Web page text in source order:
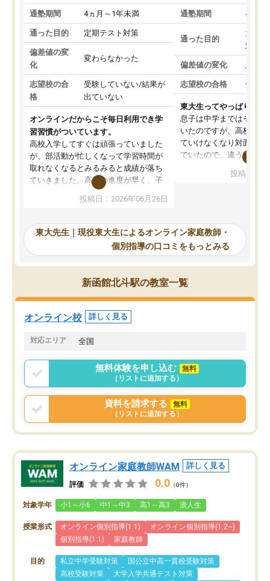
通塾期間 4ヵ月～1年未満
通った目的 定期テスト対策
偏差値の変
化
変わらなかった
志望校の合
格
受験していない/結果が
出ていない
オンラインだからこそ毎日利用でき学
習習慣がついています。
高校入学してすぐは頑張っていました
が、部活動が忙しくなって学習時間が
取れなくなるとみるみると成績が落ち
ていきました。高校の進度が早く、子
供も家に帰って勉強の話すると嫌な反
応を示します。東大先生にお願いして
れるので、親としても安心です。毎日
使える自習室とかもあり、わからない
ところがあれば先生が回答してくれる
のも重宝しています。
投稿日：2026年06月26日
通塾期間 4ヵ月
通った目的
大学
対策
偏差値の変化 上が
志望校の合格 合格
東大生ってやっぱりすご
息子は中学まではそこそ
いたのですが、高校に入
ていけなくなり対面の塾
でいたので、違うアプロ
で、当初は模試でD判定
自習室が毎日使えていつ
るのが心強かったよう
謝です。
投稿日：
東大先生｜現役東大生によるオンライン家庭教師・
個別指導の口コミをもっとみる
新函館北斗駅の教室一覧
オンライン校 詳しく見る
対応エリア 全国
無料体験を申し込む
無料
（リストに追加する）
資料を請求する
無料
（リストに追加する）
オンライン家庭教師WAM 詳しく見る
評価 0.0 （0件）
対象学年 小1～小6 中1～中3 高1～高3 浪人生
授業形式 オンライン個別指導(1:1)
オンライン個別指導(1:2~)
個別指導(1:1)
家庭教師
目的 私立中学受験対策
国公立中高一貫校受験対策
高校受験対策
大学入学共通テスト対策